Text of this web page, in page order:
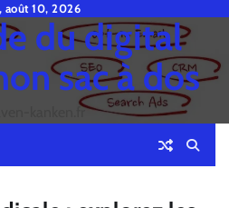
août 10, 2026
du digital
sac à dos
kanken.fr